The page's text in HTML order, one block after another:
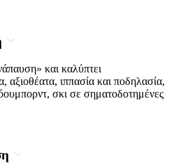
και καλύπτει
αξιοθέατα, ιππασία και ποδηλασία,
σκι σε σηματοδοτημένες